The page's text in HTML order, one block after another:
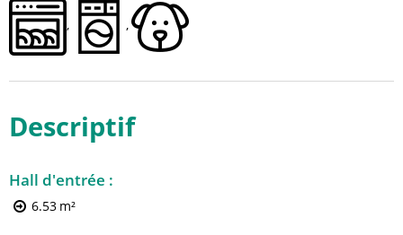
Descriptif
Hall d'entrée :
6.53 m²